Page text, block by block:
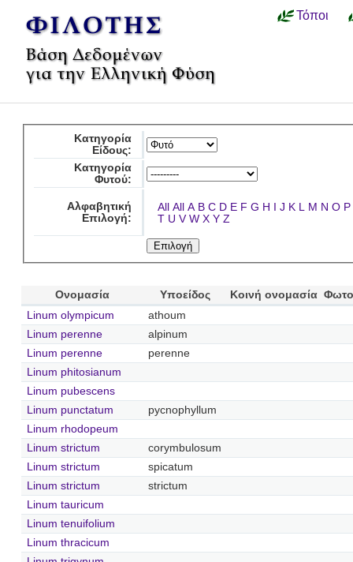
Τόποι
Κατηγορία
Είδους:
Κατηγορία
Φυτού:
Αλφαβητική
Επιλογή:
All All A B C D E F G H I J K L M N O P
T U V W X Y Z
Ονομασία Υποείδος Κοινή ονομασία
Linum olympicum
athoum
Linum perenne
alpinum
Linum perenne
perenne
Linum phitosianum
Linum pubescens
Linum punctatum
pycnophyllum
Linum rhodopeum
Linum strictum
corymbulosum
Linum strictum
spicatum
Linum strictum
strictum
Linum tauricum
Linum tenuifolium
Linum thracicum